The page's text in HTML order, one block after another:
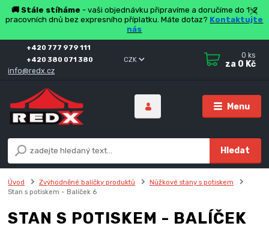
🚚 Stále stíháme - vaši objednávku připravíme a doručíme do 1-2
pracovních dnů bez expresního příplatku. Máte dotaz? Kontaktujte
nás
Menu
CZK
Hledat
+420 777 979 111
+420 380 071 380
info@redx.cz
0 ks
za 0 Kč
Úvod Zvýhodněné balíčky produktů
Nůžkové stany s potiskem
Stan s potiskem - Balíček 6
STAN S POTISKEM - BALÍČEK